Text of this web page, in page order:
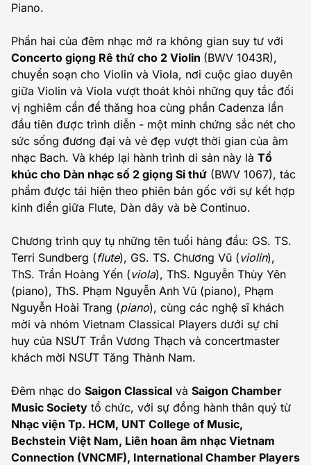
Piano.
Phần hai của đêm nhạc mở ra không gian suy tư với
Concerto giọng Rê thứ cho 2 Violin (BWV 1043R),
chuyển soạn cho Violin và Viola, nơi cuộc giao duyên
giữa Violin và Viola vượt thoát khỏi những quy tắc đối
vị nghiêm cẩn để thăng hoa cùng phần Cadenza lần
đầu tiên được trình diễn - một minh chứng sắc nét cho
sức sống đương đại và vẻ đẹp vượt thời gian của âm
nhạc Bach. Và khép lại hành trình di sản này là Tổ
khúc cho Dàn nhạc số 2 giọng Si thứ (BWV 1067), tác
phẩm được tái hiện theo phiên bản gốc với sự kết hợp
kinh điển giữa Flute, Dàn dây và bè Continuo.
Chương trình quy tụ những tên tuổi hàng đầu: GS. TS.
Terri Sundberg (flute), GS. TS. Chương Vũ (violin),
ThS. Trần Hoàng Yến (viola), ThS. Nguyễn Thùy Yên
(piano), ThS. Phạm Nguyễn Anh Vũ (piano), Phạm
Nguyễn Hoài Trang (piano), cùng các nghệ sĩ khách
mời và nhóm Vietnam Classical Players dưới sự chỉ
huy của NSƯT Trần Vương Thạch và concertmaster
khách mời NSƯT Tăng Thành Nam.
Đêm nhạc do Saigon Classical và Saigon Chamber
Music Society tổ chức, với sự đồng hành thân quý từ
Nhạc viện Tp. HCM, UNT College of Music,
Bechstein Việt Nam, Liên hoan âm nhạc Vietnam
Connection (VNCMF), International Chamber Players